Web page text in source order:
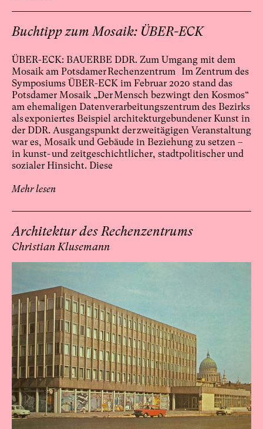
Buchtipp zum Mosaik: ÜBER-ECK
ÜBER-ECK: BAUERBE DDR. Zum Umgang mit dem
Mosaik am Potsdamer Rechenzentrum Im Zentrum des
Symposiums ÜBER-ECK im Februar 2020 stand das
Potsdamer Mosaik „Der Mensch bezwingt den Kosmos“
am ehemaligen Datenverarbeitungszentrum des Bezirks
als exponiertes Beispiel architekturgebundener Kunst in
der DDR. Ausgangspunkt der zweitägigen Veranstaltung
war es, Mosaik und Gebäude in Beziehung zu setzen –
in kunst- und zeitgeschichtlicher, stadtpolitischer und
sozialer Hinsicht. Diese
Mehr lesen
Architektur des Rechenzentrums
Christian Klusemann